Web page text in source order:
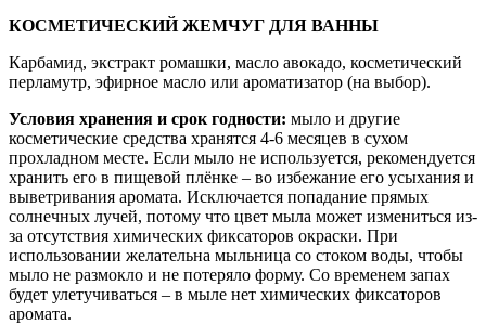
КОСМЕТИЧЕСКИЙ ЖЕМЧУГ ДЛЯ ВАННЫ
Карбамид, экстракт ромашки, масло авокадо, косметический
перламутр, эфирное масло или ароматизатор (на выбор).
Условия хранения и срок годности: мыло и другие
косметические средства хранятся 4-6 месяцев в сухом
прохладном месте. Если мыло не используется, рекомендуется
хранить его в пищевой плёнке – во избежание его усыхания и
выветривания аромата. Исключается попадание прямых
солнечных лучей, потому что цвет мыла может измениться из-
за отсутствия химических фиксаторов окраски. При
использовании желательна мыльница со стоком воды, чтобы
мыло не размокло и не потеряло форму. Со временем запах
будет улетучиваться – в мыле нет химических фиксаторов
аромата.